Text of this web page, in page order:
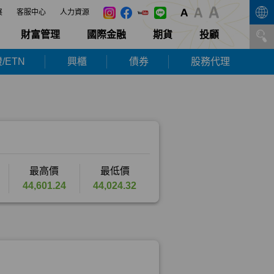
客服中心 人力資源
財富管理 國際金融 期貨 投顧
ETN 興櫃 債券 股務代理